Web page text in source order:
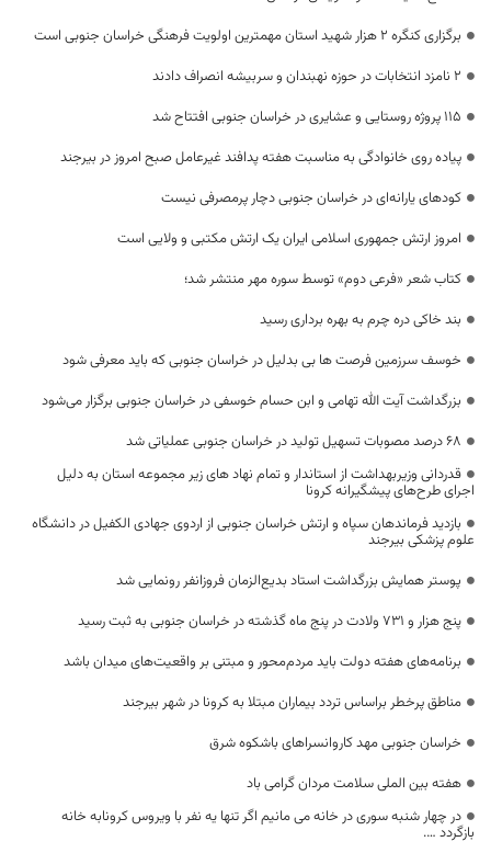
برگزاری کنگره ۲ هزار شهید استان مهمترین اولویت فرهنگی خراسان جنوبی است
۲ نامزد انتخابات در حوزه نهبندان و سربیشه انصراف دادند
۱۱۵ پروژه روستایی و عشایری در خراسان جنوبی افتتاح شد
پیاده روی خانوادگی به مناسبت هفته پدافند غیرعامل صبح امروز در بیرجند
کودهای یارانه‌ای در خراسان جنوبی دچار پرمصرفی نیست
امروز ارتش جمهوری اسلامی ایران یک ارتش مکتبی و ولایی است
کتاب شعر «فرعی دوم» توسط سوره مهر منتشر شد؛
بند خاکی دره چرم به بهره برداری رسید
خوسف سرزمین فرصت ها بی بدلیل در خراسان جنوبی که باید معرفی شود
بزرگداشت آیت الله تهامی و ابن حسام خوسفی در خراسان جنوبی برگزار می‌شود
۶۸ درصد مصوبات تسهیل تولید در خراسان جنوبی عملیاتی شد
قدردانی وزیربهداشت از استاندار و تمام نهاد های زیر مجموعه استان به دلیل
اجرای طرح‌های پیشگیرانه کرونا
بازدید فرماندهان سپاه و ارتش خراسان جنوبی از اردوی جهادی الکفیل در دانشگاه
علوم پزشکی بیرجند
پوستر همایش بزرگداشت استاد بدیع‌الزمان فروزانفر رونمایی شد
پنج هزار و ۷۳۱ ولادت در پنج ماه گذشته در خراسان جنوبی به ثبت رسید
برنامه‌های هفته دولت باید مردم‌محور و مبتنی بر واقعیت‌های میدان باشد
مناطق پرخطر براساس تردد بیماران مبتلا به کرونا در شهر بیرجند
خراسان جنوبی مهد کاروانسراهای باشکوه شرق
هفته بین الملی سلامت مردان گرامی باد
در چهار شنبه سوری در خانه می مانیم اگر تنها یه نفر با ویروس کرونابه خانه
بازگردد ….